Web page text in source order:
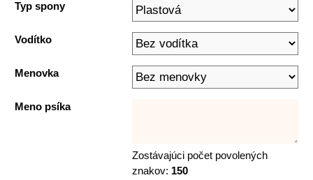
Typ spony
Vodítko
Menovka
Meno psíka
Zostávajúci počet povolených
znakov: 150